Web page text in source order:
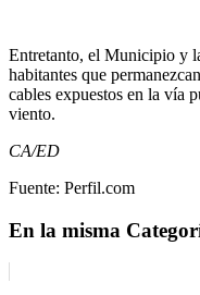
Entretanto, el Municipio y
habitantes que
cables expuestos en la vía
viento.
CA/ED
Fuente: Perfil.com
En la misma